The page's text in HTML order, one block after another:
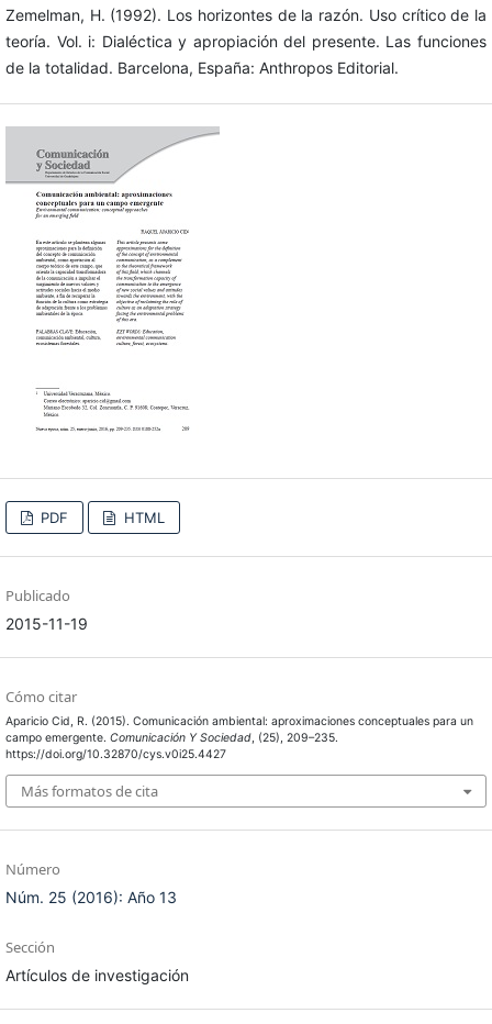
Zemelman, H. (1992). Los horizontes de la razón. Uso crítico de la
teoría. Vol. i: Dialéctica y apropiación del presente. Las funciones
de la totalidad. Barcelona, España: Anthropos Editorial.
PDF HTML
Publicado
2015-11-19
Cómo citar
Aparicio Cid, R. (2015). Comunicación ambiental: aproximaciones conceptuales para un
campo emergente. Comunicación Y Sociedad, (25), 209–235.
https://doi.org/10.32870/cys.v0i25.4427
Más formatos de cita
Número
Núm. 25 (2016): Año 13
Sección
Artículos de investigación